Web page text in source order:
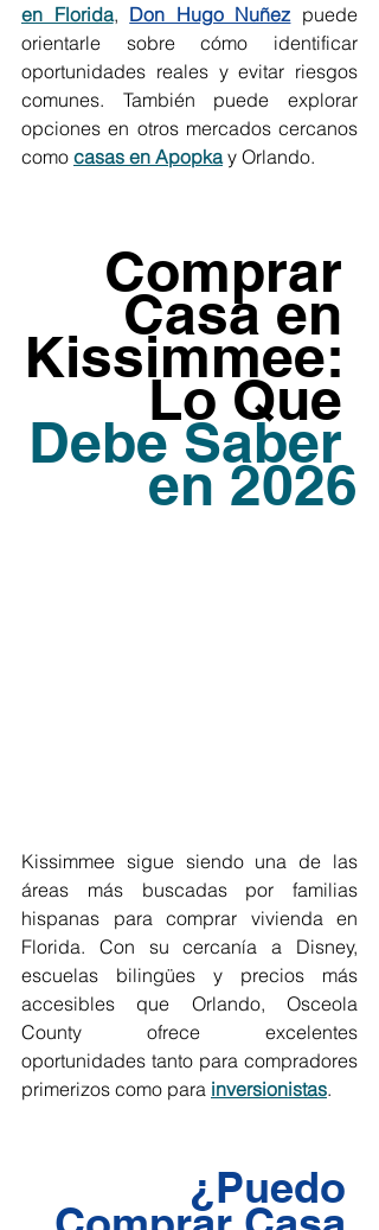
en Florida, Don Hugo Nuñez puede
orientarle sobre cómo identificar
oportunidades reales y evitar riesgos
comunes. También puede explorar
opciones en otros mercados cercanos
como casas en Apopka y Orlando.
Comprar
Casa en
Kissimmee:
Lo Que
Debe Saber
en 2026
Kissimmee sigue siendo una de las
áreas más buscadas por familias
hispanas para comprar vivienda en
Florida. Con su cercanía a Disney,
escuelas bilingües y precios más
accesibles que Orlando, Osceola
County ofrece excelentes
oportunidades tanto para compradores
primerizos como para inversionistas.
¿Puedo